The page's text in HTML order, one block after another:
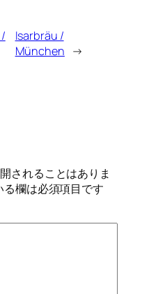
Isarbräu /
München →
されることはありま
る欄は必須項目です